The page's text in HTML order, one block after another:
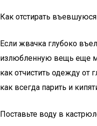
Как отстирать
Если жвачка глубоко
излюбленную вещь еще
как отчистить одежду от
как всегда парить и
Поставьте воду в